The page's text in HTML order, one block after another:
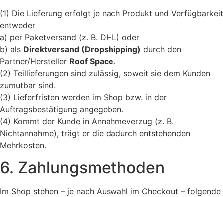
(1) Die Lieferung erfolgt je nach Produkt und Verfügbarkeit
entweder
a) per Paketversand (z. B. DHL) oder
b) als Direktversand (Dropshipping) durch den
Partner/Hersteller Roof Space.
(2) Teillieferungen sind zulässig, soweit sie dem Kunden
zumutbar sind.
(3) Lieferfristen werden im Shop bzw. in der
Auftragsbestätigung angegeben.
(4) Kommt der Kunde in Annahmeverzug (z. B.
Nichtannahme), trägt er die dadurch entstehenden
Mehrkosten.
6. Zahlungsmethoden
Im Shop stehen – je nach Auswahl im Checkout – folgende